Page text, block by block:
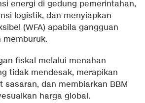
energi di gedung pemerintahan,
logistik, dan menyiapkan
(WFA) apabila gangguan
memburuk.
fiskal melalui menahan
tidak mendesak, merapikan
sasaran, dan membiarkan BBM
harga global.